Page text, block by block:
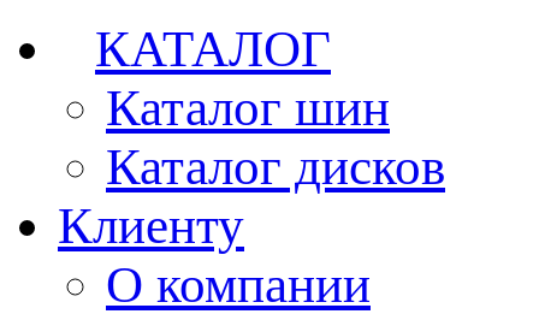
КАТАЛОГ
Каталог шин
Каталог дисков
Клиенту
О компании